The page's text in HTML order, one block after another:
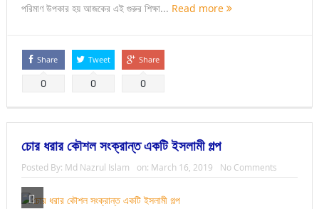
পরিমাণ উপকার হয় আজকের এই গুরুর শিক্ষা... Read more
Share
0
Tweet
0
Share
0
চোর ধরার কৌশল সংক্রান্ত একটি ইসলামী গল্প
Posted By: Md Nazrul Islam on: March 16, 2019 No Comments